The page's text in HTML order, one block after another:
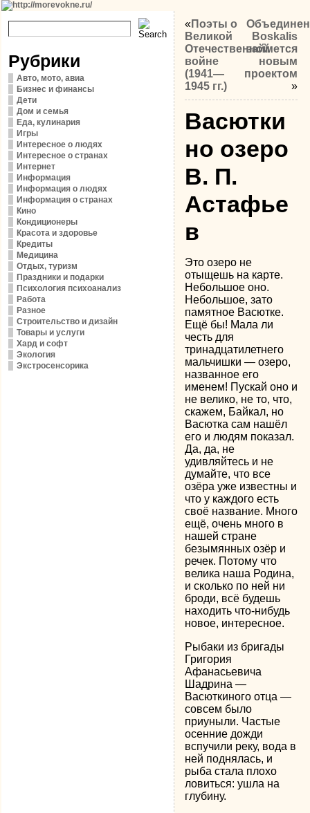
Рубрики
Авто, мото, авиа
Бизнес и финансы
Дети
Дом и семья
Еда, кулинария
Игры
Интересное о людях
Интересное о странах
Интернет
Информация
Информация о людях
Информация о странах
Кино
Кондиционеры
Красота и здоровье
Кредиты
Медицина
Отдых, туризм
Праздники и подарки
Психология психоанализ
Работа
Разное
Строительство и дизайн
Товары и услуги
Хард и софт
Экология
Экстросенсорика
«Поэты о
Великой
Отечественной
войне
(1941—
1945 гг.)
Boskalis
займется
новым
проектом
»
Васютки
но озеро
B. П.
Астафье
в
Это озеро не
отыщешь на карте.
Небольшое оно.
Небольшое, зато
памятное Васютке.
Ещё бы! Мала ли
честь для
тринадцатилетнего
мальчишки — озеро,
названное его
именем! Пускай оно и
не велико, не то, что,
скажем, Байкал, но
Васютка сам нашёл
его и людям показал.
Да, да, не
удивляйтесь и не
думайте, что все
озёра уже известны и
что у каждого есть
своё название. Много
ещё, очень много в
нашей стране
безымянных озёр и
речек. Потому что
велика наша Родина,
и сколько по ней ни
броди, всё будешь
находить что-нибудь
новое, интересное.
Рыбаки из бригады
Григория
Афанасьевича
Шадрина —
Васюткиного отца —
совсем было
приуныли. Частые
осенние дожди
вспучили реку, вода в
ней поднялась, и
рыба стала плохо
ловиться: ушла на
глубину.